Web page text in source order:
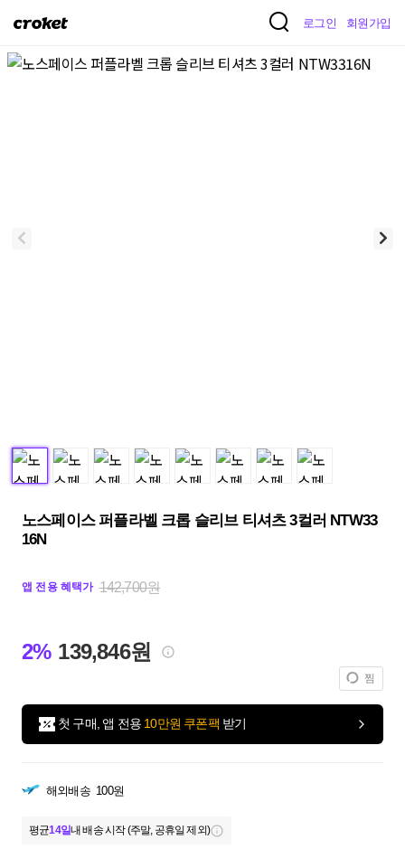
크
켓
로그인 회원가입
노스페이스 퍼플라벨 크롭 슬리브 티셔츠 3컬러 NTW33
16N
앱 전용 혜택가 142,700원
2% 139,846원
찜
첫 구매, 앱 전용 10만원 쿠폰팩 받기
해외배송 100원
평균14일내 배송 시작 (주말, 공휴일 제외)